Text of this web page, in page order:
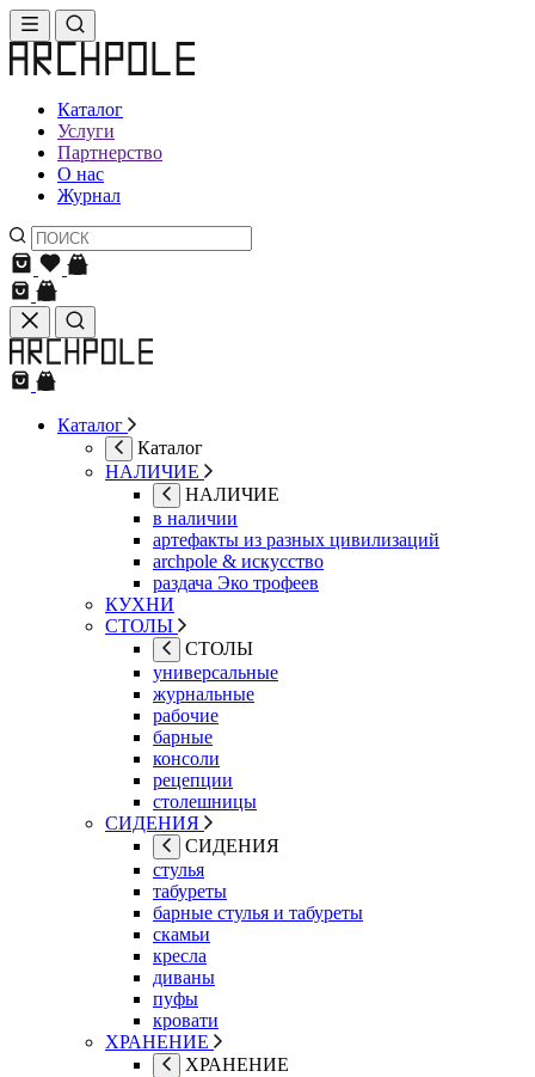
Каталог
Услуги
Партнерство
О нас
Журнал
Каталог
Каталог
НАЛИЧИЕ
НАЛИЧИЕ
в наличии
артефакты из разных цивилизаций
archpole & искусство
раздача Эко трофеев
КУХНИ
СТОЛЫ
СТОЛЫ
универсальные
журнальные
рабочие
барные
консоли
рецепции
столешницы
СИДЕНИЯ
СИДЕНИЯ
стулья
табуреты
барные стулья и табуреты
скамьи
кресла
диваны
пуфы
кровати
ХРАНЕНИЕ
ХРАНЕНИЕ